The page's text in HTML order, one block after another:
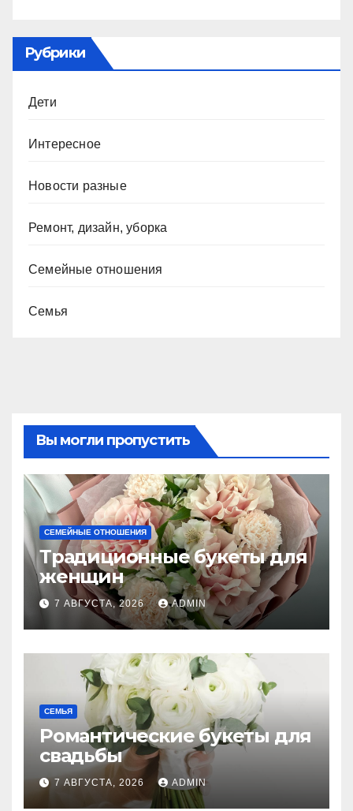
Рубрики
Дети
Интересное
Новости разные
Ремонт, дизайн, уборка
Семейные отношения
Семья
Вы могли пропустить
СЕМЕЙНЫЕ ОТНОШЕНИЯ
Традиционные букеты для
женщин
7 АВГУСТА, 2026 ADMIN
СЕМЬЯ
Романтические букеты для
свадьбы
7 АВГУСТА, 2026 ADMIN